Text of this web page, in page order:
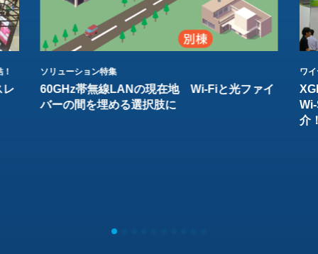
レ
ソリューション特集
60GHz帯無線LANの現在地 Wi-Fiと光ファイ
バーの間を埋める選択肢に
ワ
介